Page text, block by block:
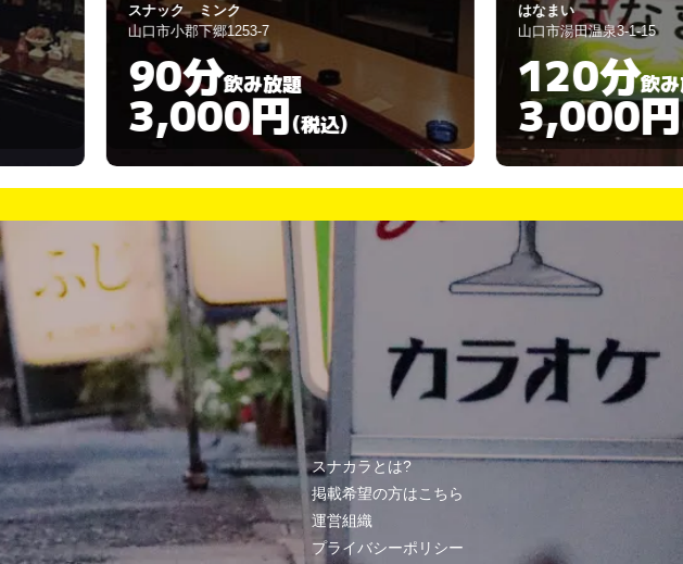
はなまい
山口市湯田温泉3-1-15
120分飲み放題
3,000円(税込)
RAPISU
岩国市麻里布町
90分
スナカラとは?
掲載希望の方はこちら
運営組織
プライバシーポリシー